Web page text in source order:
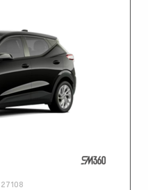
27108